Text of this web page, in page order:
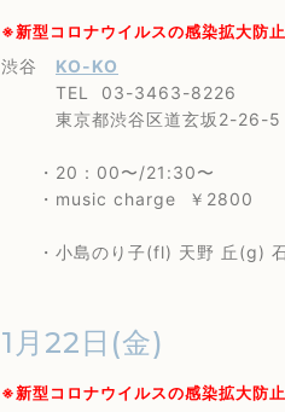
※新型コロナウイルスの感染拡大防
渋谷 KO-KO
TEL 03-3463-8226
東京都渋谷区道玄坂2-26-5
・20：00〜/21:30〜
・music charge ￥2800
・小島のり子(fl) 天野 丘(g)
1月22日(金)
※新型コロナウイルスの感染拡大防